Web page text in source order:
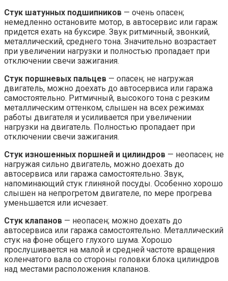
Стук шатунных подшипников — очень опасен;
немедленно остановите мотор, в автосервис или гараж
придется ехать на буксире. Звук ритмичный, звонкий,
металлический, среднего тона. Значительно возрастает
при увеличении нагрузки и полностью пропадает при
отключении свечи зажигания.
Стук поршневых пальцев — опасен; не нагружая
двигатель, можно доехать до автосервиса или гаража
самостоятельно. Ритмичный, высокого тона с резким
металлическим оттенком, слышен на всех режимах
работы двигателя и усиливается при увеличении
нагрузки на двигатель. Полностью пропадает при
отключении свечи зажигания.
Стук изношенных поршней и цилиндров — неопасен; не
нагружая сильно двигатель, можно доехать до
автосервиса или гаража самостоятельно. Звук,
напоминающий стук глиняной посуды. Особенно хорошо
слышен на непрогретом двигателе, по мере прогрева
уменьшается или исчезает.
Стук клапанов — неопасен; можно доехать до
автосервиса или гаража самостоятельно. Металлический
стук на фоне общего глухого шума. Хорошо
прослушивается на малой и средней частоте вращения
коленчатого вала со стороны головки блока цилиндров
над местами расположения клапанов.